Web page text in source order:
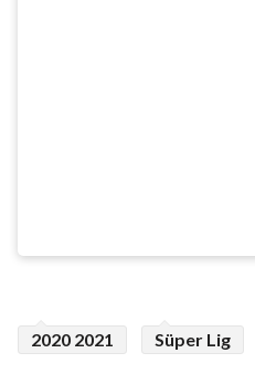
2020 2021 Süper Lig